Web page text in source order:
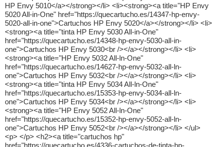
HP Envy 5010</a></strong></li> <li><strong><a title="HP Envy
5020 All-in-One" href="https://quecartucho.es/14347-hp-envy-
5020-all-in-one">Cartuchos HP Envy 5020</a></strong></li> <li>
<strong><a title="tinta HP Envy 5030 All-in-One"
href="https://quecartucho.es/14348-hp-envy-5030-all-in-
one">Cartuchos HP Envy 5030<br /></a></strong></li> <li>
<strong><a title="HP Envy 5032 All-ln-One"
href="https://quecartucho.es/14627-hp-envy-5032-all-ln-
one">Cartuchos HP Envy 5032<br /></a></strong></li> <li>
<strong><a title="tinta HP Envy 5034 All-ln-One"
href="https://quecartucho.es/15353-hp-envy-5034-all-ln-
one">Cartuchos HP Envy 5034<br /></a></strong></li> <li>
<strong><a title="HP Envy 5052 All-ln-One"
href="https://quecartucho.es/15352-hp-envy-5052-all-ln-
one">Cartuchos HP Envy 5052<br /></a></strong></li> </ul>
<p> </p> <h2><a title="cartuchos hp"